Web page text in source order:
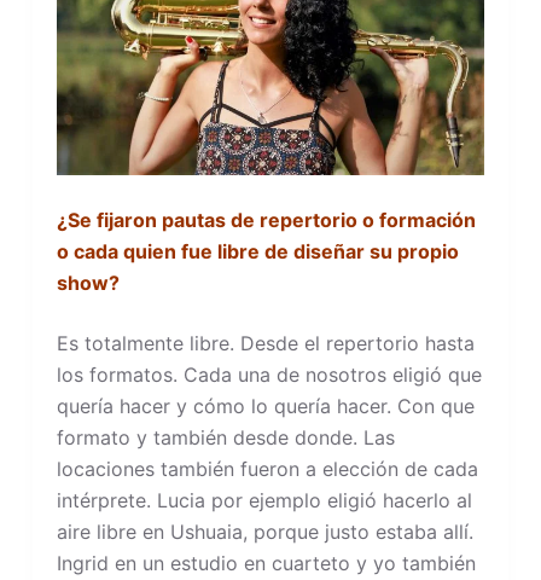
¿Se fijaron pautas de repertorio o formación
o cada quien fue libre de diseñar su propio
show?
Es totalmente libre. Desde el repertorio hasta
los formatos. Cada una de nosotros eligió que
quería hacer y cómo lo quería hacer. Con que
formato y también desde donde. Las
locaciones también fueron a elección de cada
intérprete. Lucia por ejemplo eligió hacerlo al
aire libre en Ushuaia, porque justo estaba allí.
Ingrid en un estudio en cuarteto y yo también